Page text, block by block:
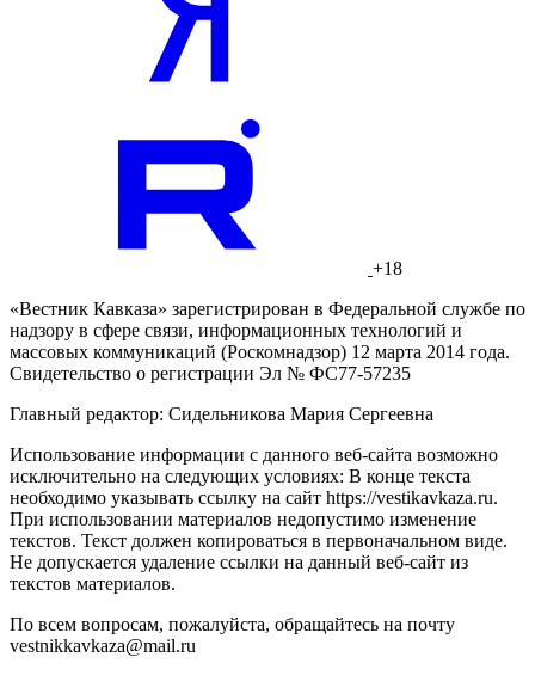
+18
«Вестник Кавказа» зарегистрирован в Федеральной службе по
надзору в сфере связи, информационных технологий и
массовых коммуникаций (Роскомнадзор) 12 марта 2014 года.
Свидетельство о регистрации Эл № ФС77-57235
Главный редактор: Сидельникова Мария Сергеевна
Использование информации с данного веб-сайта возможно
исключительно на следующих условиях: В конце текста
необходимо указывать ссылку на сайт https://vestikavkaza.ru.
При использовании материалов недопустимо изменение
текстов. Текст должен копироваться в первоначальном виде.
Не допускается удаление ссылки на данный веб-сайт из
текстов материалов.
По всем вопросам, пожалуйста, обращайтесь на почту
vestnikkavkaza@mail.ru